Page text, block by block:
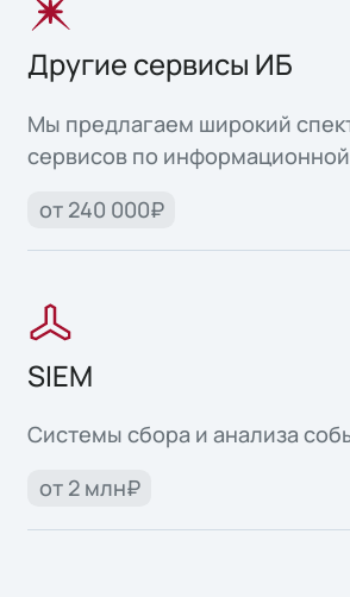
Другие сервисы ИБ
Мы предлагаем широкий
сервисов по
от 240 000₽
SIEM
Системы сбора и анализа
от 2 млн₽